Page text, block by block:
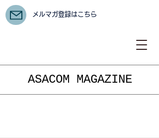
ASACOM MAGAZINE
メルマガ登録はこちら